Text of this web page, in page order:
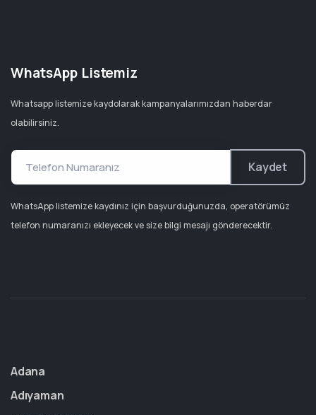
WhatsApp Listemiz
Whatsapp listemize kaydolarak kampanyalarımızdan haberdar
olabilirsiniz.
Kaydet
WhatsApp listemize kaydınız için başvurduğunuzda, operatörümüz
telefon numaranızı ekleyecek ve size bilgi mesajı gönderecektir.
Adana
Adıyaman